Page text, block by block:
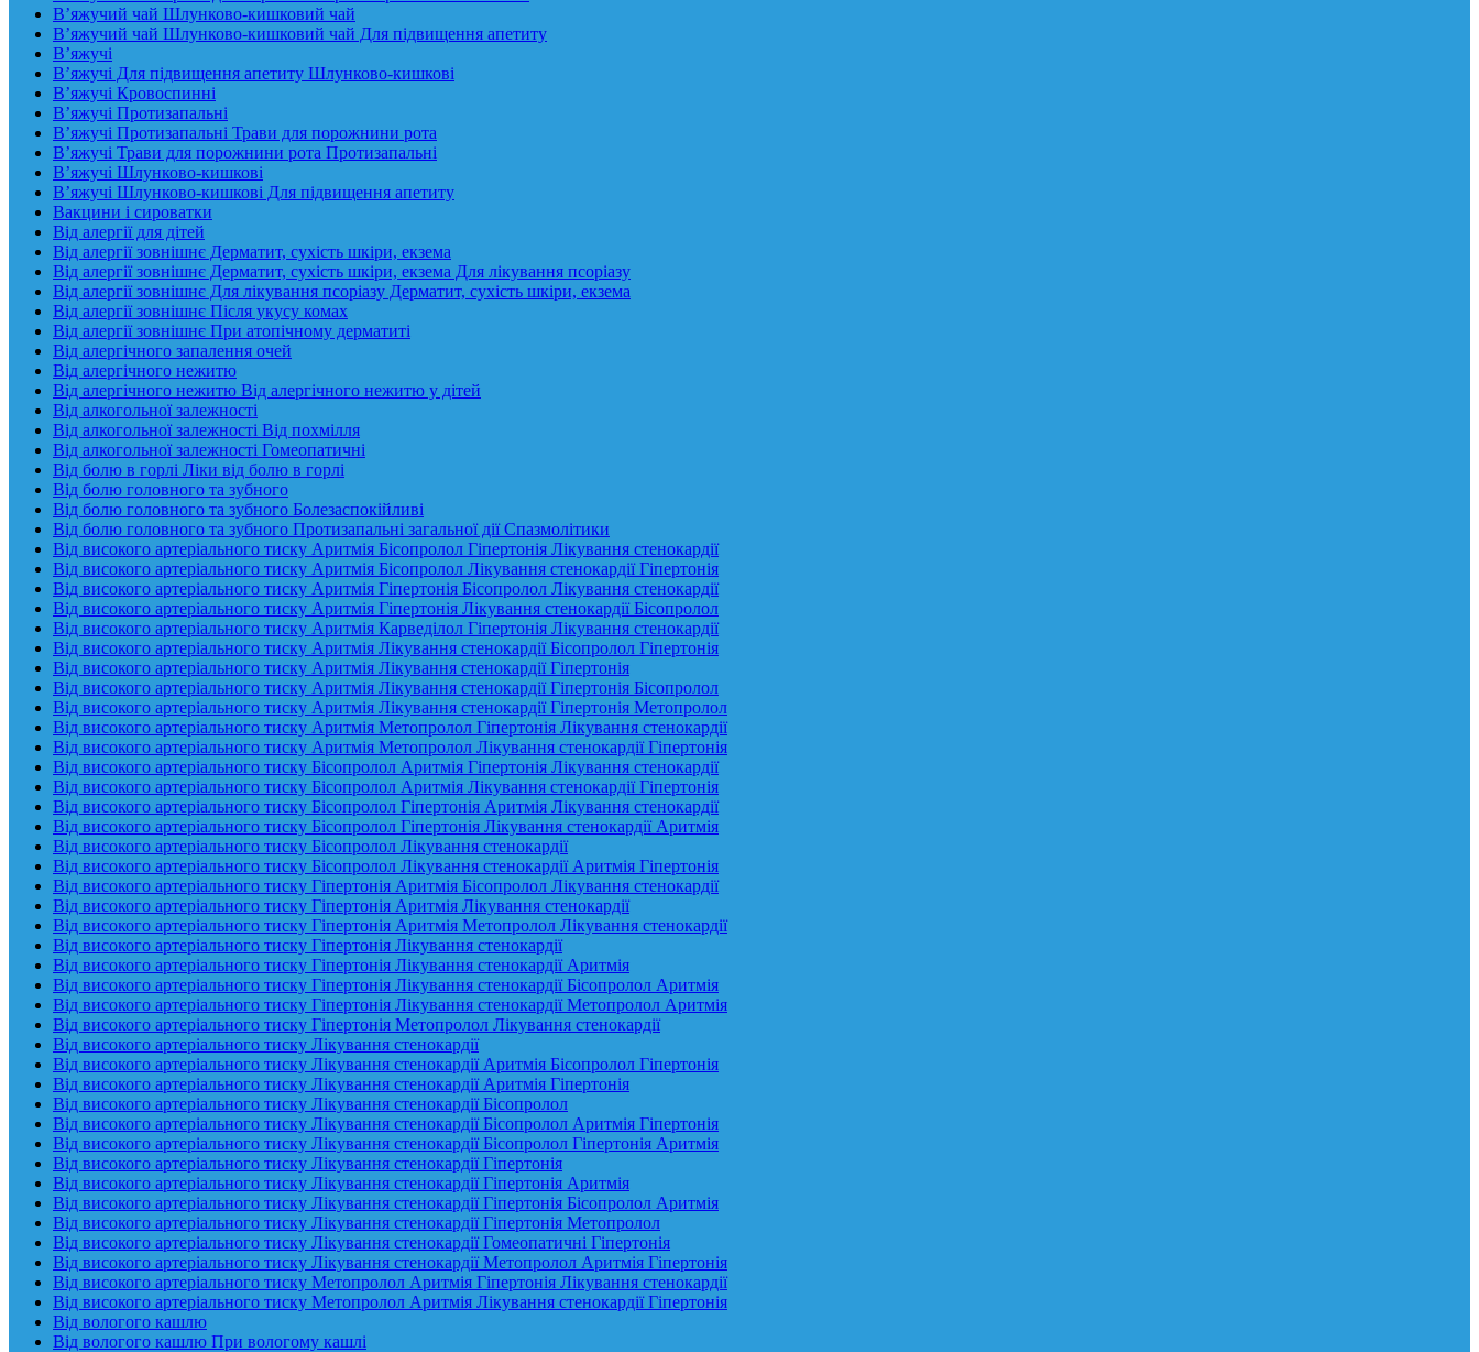
В’яжучий чай Шлунково-кишковий чай
В’яжучий чай Шлунково-кишковий чай Для підвищення апетиту
В’яжучі
В’яжучі Для підвищення апетиту Шлунково-кишкові
В’яжучі Кровоспинні
В’яжучі Протизапальні
В’яжучі Протизапальні Трави для порожнини рота
В’яжучі Трави для порожнини рота Протизапальні
В’яжучі Шлунково-кишкові
В’яжучі Шлунково-кишкові Для підвищення апетиту
Вакцини і сироватки
Від алергії для дітей
Від алергії зовнішнє Дерматит, сухість шкіри, екзема
Від алергії зовнішнє Дерматит, сухість шкіри, екзема Для лікування псоріазу
Від алергії зовнішнє Для лікування псоріазу Дерматит, сухість шкіри, екзема
Від алергії зовнішнє Після укусу комах
Від алергії зовнішнє При атопічному дерматиті
Від алергічного запалення очей
Від алергічного нежитю
Від алергічного нежитю Від алергічного нежитю у дітей
Від алкогольної залежності
Від алкогольної залежності Від похмілля
Від алкогольної залежності Гомеопатичні
Від болю в горлі Ліки від болю в горлі
Від болю головного та зубного
Від болю головного та зубного Болезаспокійливі
Від болю головного та зубного Протизапальні загальної дії Спазмолітики
Від високого артеріального тиску Аритмія Бісопролол Гіпертонія Лікування стенокардії
Від високого артеріального тиску Аритмія Бісопролол Лікування стенокардії Гіпертонія
Від високого артеріального тиску Аритмія Гіпертонія Бісопролол Лікування стенокардії
Від високого артеріального тиску Аритмія Гіпертонія Лікування стенокардії Бісопролол
Від високого артеріального тиску Аритмія Карведілол Гіпертонія Лікування стенокардії
Від високого артеріального тиску Аритмія Лікування стенокардії Бісопролол Гіпертонія
Від високого артеріального тиску Аритмія Лікування стенокардії Гіпертонія
Від високого артеріального тиску Аритмія Лікування стенокардії Гіпертонія Бісопролол
Від високого артеріального тиску Аритмія Лікування стенокардії Гіпертонія Метопролол
Від високого артеріального тиску Аритмія Метопролол Гіпертонія Лікування стенокардії
Від високого артеріального тиску Аритмія Метопролол Лікування стенокардії Гіпертонія
Від високого артеріального тиску Бісопролол Аритмія Гіпертонія Лікування стенокардії
Від високого артеріального тиску Бісопролол Аритмія Лікування стенокардії Гіпертонія
Від високого артеріального тиску Бісопролол Гіпертонія Аритмія Лікування стенокардії
Від високого артеріального тиску Бісопролол Гіпертонія Лікування стенокардії Аритмія
Від високого артеріального тиску Бісопролол Лікування стенокардії
Від високого артеріального тиску Бісопролол Лікування стенокардії Аритмія Гіпертонія
Від високого артеріального тиску Гіпертонія Аритмія Бісопролол Лікування стенокардії
Від високого артеріального тиску Гіпертонія Аритмія Лікування стенокардії
Від високого артеріального тиску Гіпертонія Аритмія Метопролол Лікування стенокардії
Від високого артеріального тиску Гіпертонія Лікування стенокардії
Від високого артеріального тиску Гіпертонія Лікування стенокардії Аритмія
Від високого артеріального тиску Гіпертонія Лікування стенокардії Бісопролол Аритмія
Від високого артеріального тиску Гіпертонія Лікування стенокардії Метопролол Аритмія
Від високого артеріального тиску Гіпертонія Метопролол Лікування стенокардії
Від високого артеріального тиску Лікування стенокардії
Від високого артеріального тиску Лікування стенокардії Аритмія Бісопролол Гіпертонія
Від високого артеріального тиску Лікування стенокардії Аритмія Гіпертонія
Від високого артеріального тиску Лікування стенокардії Бісопролол
Від високого артеріального тиску Лікування стенокардії Бісопролол Аритмія Гіпертонія
Від високого артеріального тиску Лікування стенокардії Бісопролол Гіпертонія Аритмія
Від високого артеріального тиску Лікування стенокардії Гіпертонія
Від високого артеріального тиску Лікування стенокардії Гіпертонія Аритмія
Від високого артеріального тиску Лікування стенокардії Гіпертонія Бісопролол Аритмія
Від високого артеріального тиску Лікування стенокардії Гіпертонія Метопролол
Від високого артеріального тиску Лікування стенокардії Гомеопатичні Гіпертонія
Від високого артеріального тиску Лікування стенокардії Метопролол Аритмія Гіпертонія
Від високого артеріального тиску Метопролол Аритмія Гіпертонія Лікування стенокардії
Від високого артеріального тиску Метопролол Аритмія Лікування стенокардії Гіпертонія
Від вологого кашлю
Від вологого кашлю При вологому кашлі